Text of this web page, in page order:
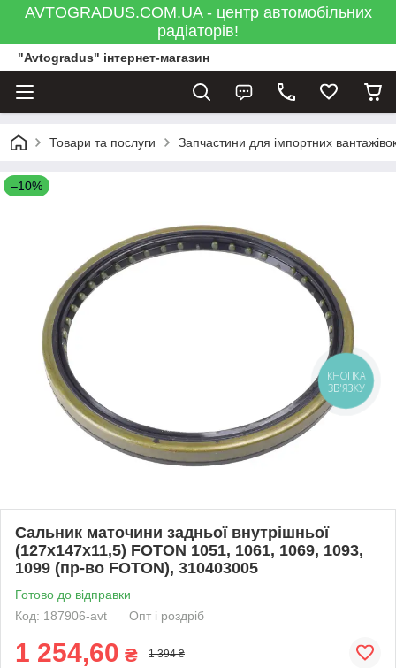
AVTOGRADUS.COM.UA - центр автомобільних
радіаторів!
"Avtogradus" інтернет-магазин
Товари та послуги Запчастини для імпортних
–10%
Сальник маточини задньої внутрішньої
(127х147х11,5) FOTON 1051, 1061, 1069, 1093,
1099 (пр-во FOTON), 310403005
Готово до відправки
Код: 187906-avt
Опт і роздріб
1 254,60 ₴ 1 394 ₴
КНОПКА
ЗВ'ЯЗКУ